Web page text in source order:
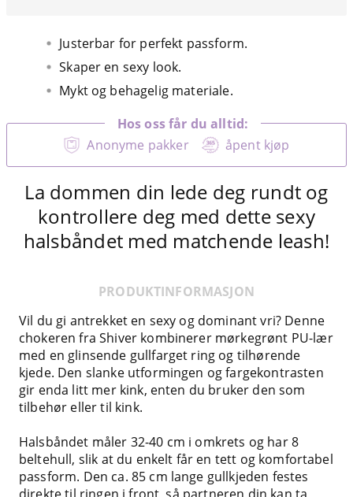
Justerbar for perfekt passform.
Skaper en sexy look.
Mykt og behagelig materiale.
Anonyme pakker åpent kjøp
Hos oss får du alltid:
La dommen din lede deg rundt og
kontrollere deg med dette sexy
halsbåndet med matchende leash!
PRODUKTINFORMASJON
Vil du gi antrekket en sexy og dominant vri? Denne
chokeren fra Shiver kombinerer mørkegrønt PU-lær
med en glinsende gullfarget ring og tilhørende
kjede. Den slanke utformingen og fargekontrasten
gir enda litt mer kink, enten du bruker den som
tilbehør eller til kink.
Halsbåndet måler 32-40 cm i omkrets og har 8
beltehull, slik at du enkelt får en tett og komfortabel
passform. Den ca. 85 cm lange gullkjeden festes